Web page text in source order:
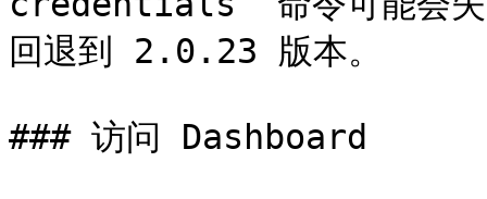
回退到 2.0.23 版本。
### 访问 Dashboard